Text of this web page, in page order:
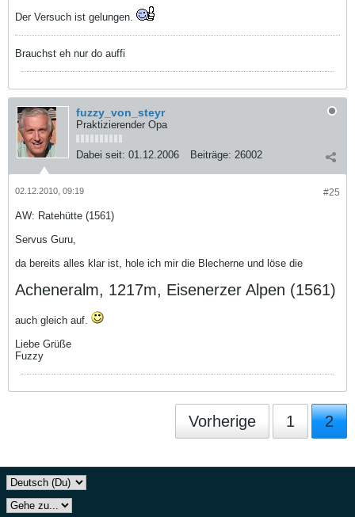
Der Versuch ist gelungen.
Brauchst eh nur do auffi
fuzzy_von_steyr
Praktizierender Opa
Dabei seit: 01.12.2006 Beiträge: 26002
#25
02.12.2010, 09:19
AW: Ratehütte (1561)
Servus Guru,
da bereits alles klar ist, hole ich mir die Blecherne und löse die
Acheneralm, 1217m, Eisenerzer Alpen (1561)
auch gleich auf.
Liebe Grüße
Fuzzy
Vorherige 1 2